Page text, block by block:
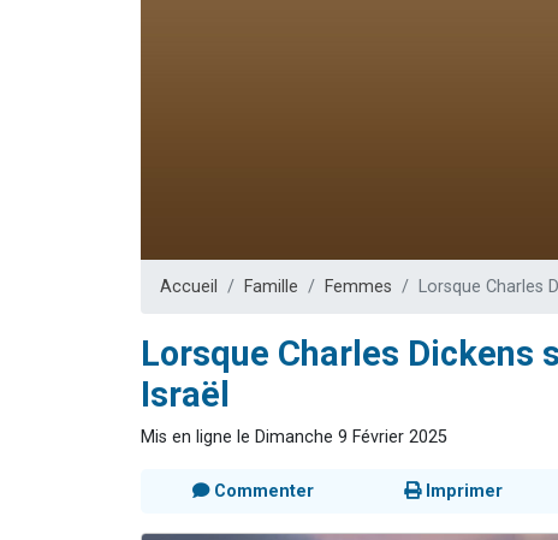
Il reste 49
Nathaniel
Accueil Famille Femmes Lorsque Charles
Lorsque Charles Dickens
Israël
Mis en ligne le Dimanche 9 Février 2025
Commenter Imprimer